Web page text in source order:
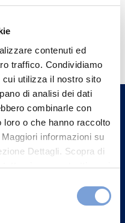
contenuti ed
traffico. Condividiamo
utilizza il nostro sito
di analisi dei dati
combinarle con
o che hanno raccolto
informazioni su
Dettagli. Scopra di
e come trattiamo i
sezione "Informativa
a te e parla con